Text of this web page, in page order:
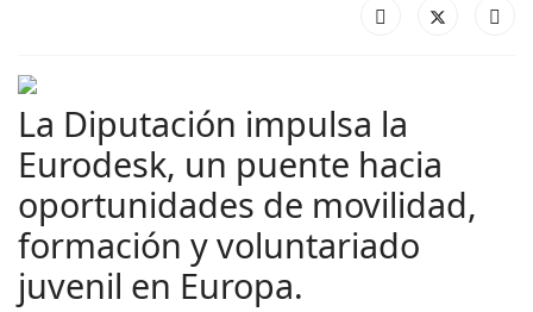
La Diputación impulsa la
Eurodesk, un puente hacia
oportunidades de movilidad,
formación y voluntariado
juvenil en Europa.